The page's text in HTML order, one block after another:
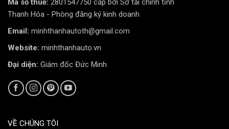
Mã số thuế: 2801547750 cấp bởi Sở tải chính tỉnh
Thanh Hóa - Phòng đăng ký kinh doanh
Email: minhthanhautoth@gmail.com
Website: minhthanhauto.vn
Đại diện: Giám đốc Đức Minh
VỀ CHÚNG TÔI